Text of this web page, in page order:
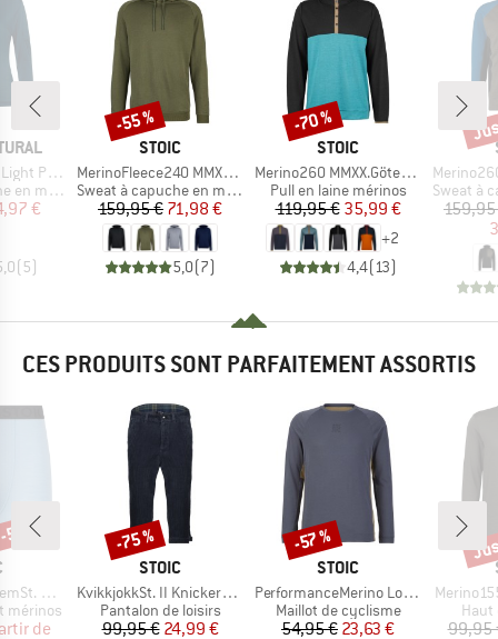
Hoodie
mérinos
réduit
€
( 5)
MARQUE
STOIC
Article
MerinoFleece240 MMXX.Persberg Hoody
Product group
Sweat à capuche en mérinos
Prix
159,95 €Prix réduit
71,98 €
5,0(7)
Remise
-55 %
MARQUE
STOIC
Article
Merino260 MMXX.Göteborg Snap
Product group
Pull en laine mérinos
Prix
119,95 €Prix réduit
35,99 €
+2
4,4( 13)
Remise
-70 %
Article
Merino260
Product
Sweat à
CES PRODUITS SONT PARFAITEMENT ASSORTIS
Boxer
mérinos
réduit
de
%
MARQUE
STOIC
Article
KvikkjokkSt. II Knickerbocker
Product group
Pantalon de loisirs
Prix
99,95 €Prix réduit
24,99 €
Remise
-75 %
MARQUE
STOIC
Article
PerformanceMerino LofsdalenSt. MTB L/S
Product group
Maillot de cyclisme
Prix
54,95 €Prix réduit
23,63 €
Remise
-57 %
Article
Haut
99,95